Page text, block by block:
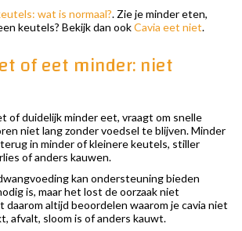
wat is normaal?. Zie je minder eten,
keutels? Bekijk dan ookCavia eet niet.
of eet minder: niet
of duidelijk minder eet, vraagt om snelle
niet lang zonder voedsel te blijven. Minder
in minder of kleinere keutels, stiller
of anders kauwen.
kan ondersteuning bieden
is, maar het lost de oorzaak niet
daarom altijd beoordelen waarom je cavia niet
afvalt, sloom is of anders kauwt.